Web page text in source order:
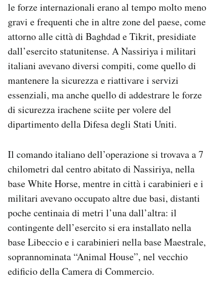
le forze internazionali erano al tempo molto meno
gravi e frequenti che in altre zone del paese, come
attorno alle città di Baghdad e Tikrit, presidiate
dall’esercito statunitense. A Nassiriya i militari
italiani avevano diversi compiti, come quello di
mantenere la sicurezza e riattivare i servizi
essenziali, ma anche quello di addestrare le forze
di sicurezza irachene sciite per volere del
dipartimento della Difesa degli Stati Uniti.
Il comando italiano dell’operazione si trovava a 7
chilometri dal centro abitato di Nassiriya, nella
base White Horse, mentre in città i carabinieri e i
militari avevano occupato altre due basi, distanti
poche centinaia di metri l’una dall’altra: il
contingente dell’esercito si era installato nella
base Libeccio e i carabinieri nella base Maestrale,
soprannominata “Animal House”, nel vecchio
edificio della Camera di Commercio.